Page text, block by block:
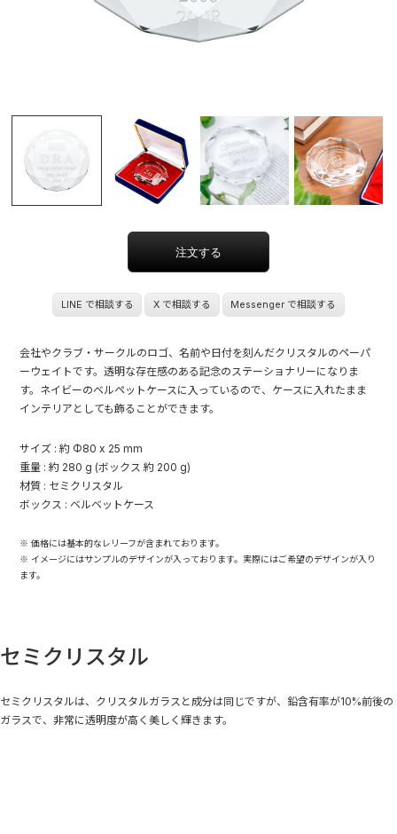
LINE で相談する X で相談する Messenger で相談する
会社やクラブ・サークルのロゴ、名前や日付を刻んだクリスタルのペーパ
ーウェイトです。透明な存在感のある記念のステーショナリーになりま
す。ネイビーのベルペットケースに入っているので、ケースに入れたまま
インテリアとしても飾ることができます。
サイズ : 約 Φ80 x 25 mm
重量 : 約 280 g (ボックス 約 200 g)
材質 : セミクリスタル
ボックス : ベルベットケース
※ 価格には基本的なレリーフが含まれております。
※ イメージにはサンプルのデザインが入っております。実際にはご希望のデザインが入り
ます。
セミクリスタル
セミクリスタルは、クリスタルガラスと成分は同じですが、鉛含有率が10%前後の
ガラスで、非常に透明度が高く美しく輝きます。